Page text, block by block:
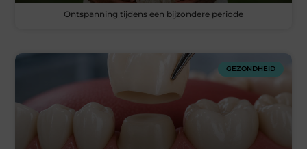
Ontspanning tijdens een bijzondere periode
GEZONDHEID